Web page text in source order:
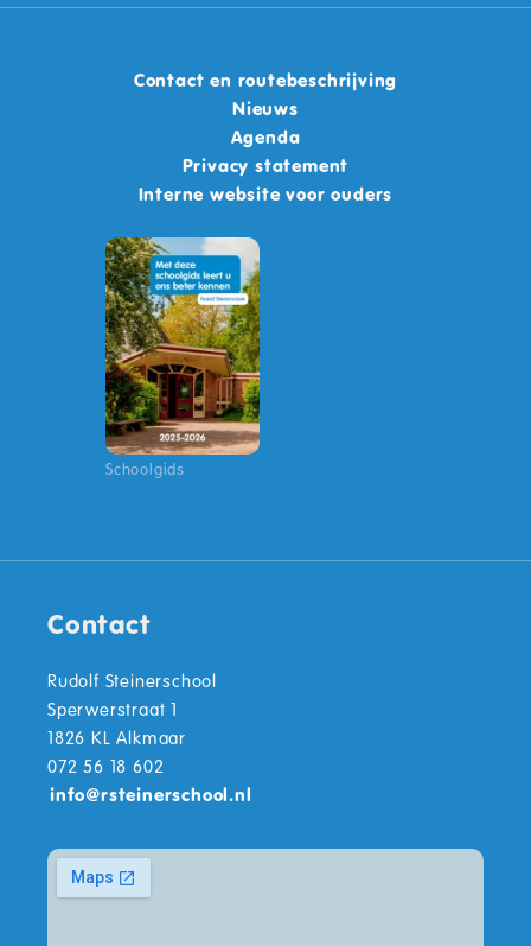
Contact en routebeschrijving
Nieuws
Agenda
Privacy statement
Interne website voor ouders
Schoolgids
Contact
Rudolf Steinerschool
Sperwerstraat 1
1826 KL Alkmaar
072 56 18 602
info@rsteinerschool.nl